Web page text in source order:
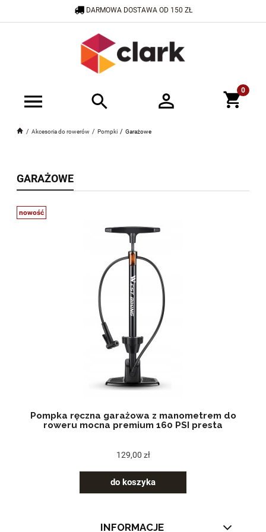
Akcesoria do rowerów Pompki Garażowe
DARMOWA DOSTAWA OD 150 ZŁ
SKLEP@CRAZYCLARK.PL
GARAŻOWE
Pompka ręczna garażowa z manometrem do
roweru mocna premium 160 PSI presta
129,00 zł
do koszyka
nowość
INFORMACJE